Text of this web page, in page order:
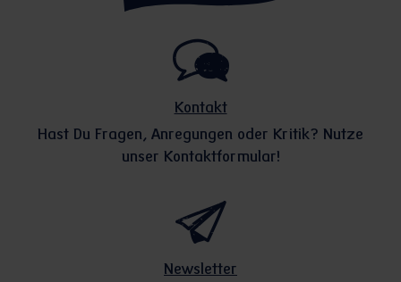
Kontakt
Hast Du Fragen, Anregungen oder Kritik? Nutze
unser Kontaktformular!
Newsletter